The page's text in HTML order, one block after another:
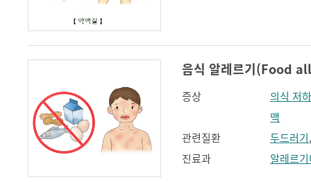
음식 알레르기(Food
증상
의식 저
맥
관련질환
두드러기
진료과
알레르